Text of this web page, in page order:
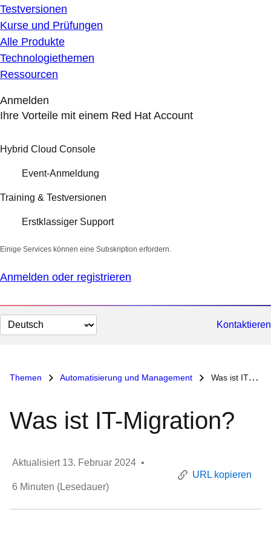
Testversionen
Kurse und Prüfungen
Alle Produkte
Technologiethemen
Ressourcen
Anmelden
Ihre Vorteile mit einem Red Hat Account
Hybrid Cloud Console
Event-Anmeldung
Training & Testversionen
Erstklassiger Support
Einige Services können eine Subskription erfordern.
Anmelden oder registrieren
Sprache
auswählen
Kontaktieren
Themen Automatisierung und Management Was ist IT-Migration?
Was ist IT-Migration?
Aktualisiert 13. Februar 2024 •
6 Minuten (Lesedauer)
URL kopieren